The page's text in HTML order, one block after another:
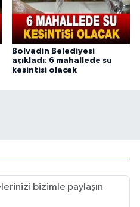
Bolvadin Belediyesi
açıkladı: 6 mahallede su
kesintisi olacak